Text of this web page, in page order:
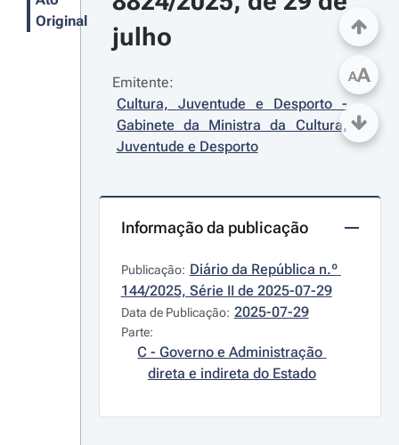
Original
julho
Emitente:
Cultura, Juventude e Desporto -
Gabinete da Ministra da Cultura,
Juventude e Desporto
Informação da publicação
Publicação: Diário da República n.º
144/2025, Série II de 2025-07-29
Data de Publicação: 2025-07-29
Parte:
C - Governo e Administração
direta e indireta do Estado
AA